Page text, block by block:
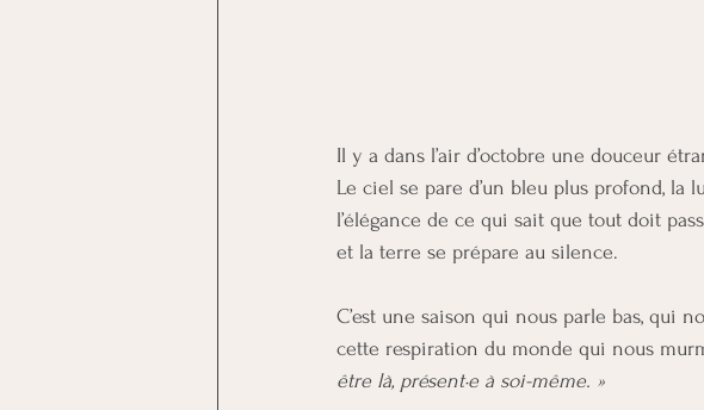
Il y a dans l’air d’octobre une douceur
Le ciel se pare d’un bleu plus profond,
l’élégance de ce qui sait que tout doit
et la terre se prépare au silence.
C’est une saison qui nous parle bas, qui
cette respiration du monde qui nous
être là, présent·e à soi-même. »